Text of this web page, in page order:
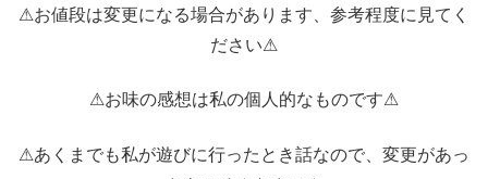
⚠お値段は変更になる場合があります、参考程度に見てく
ださい⚠
⚠お味の感想は私の個人的なものです⚠
⚠あくまでも私が遊びに行ったとき話なので、変更があっ